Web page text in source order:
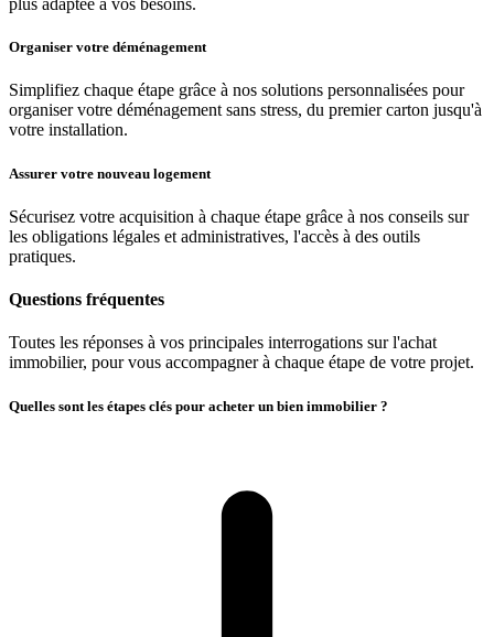
plus adaptée à vos besoins.
Organiser votre déménagement
Simplifiez chaque étape grâce à nos solutions personnalisées pour
organiser votre déménagement sans stress, du premier carton jusqu'à
votre installation.
Assurer votre nouveau logement
Sécurisez votre acquisition à chaque étape grâce à nos conseils sur
les obligations légales et administratives, l'accès à des outils
pratiques.
Questions fréquentes
Toutes les réponses à vos principales interrogations sur l'achat
immobilier, pour vous accompagner à chaque étape de votre projet.
Quelles sont les étapes clés pour acheter un bien immobilier ?